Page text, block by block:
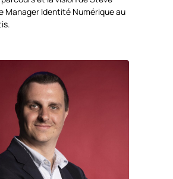
Manager Identité Numérique au